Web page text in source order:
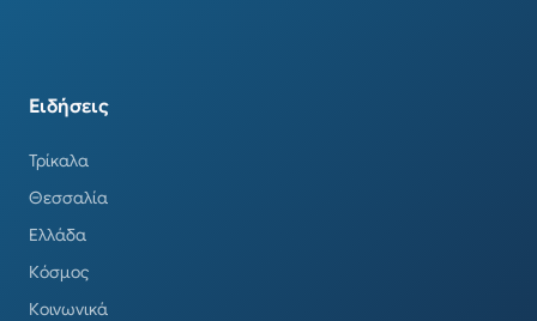
Ειδήσεις
Τρίκαλα
Θεσσαλία
Ελλάδα
Κόσμος
Κοινωνικά